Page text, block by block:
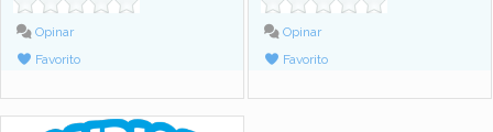
Opinar
Favorito
Opinar
Favorito